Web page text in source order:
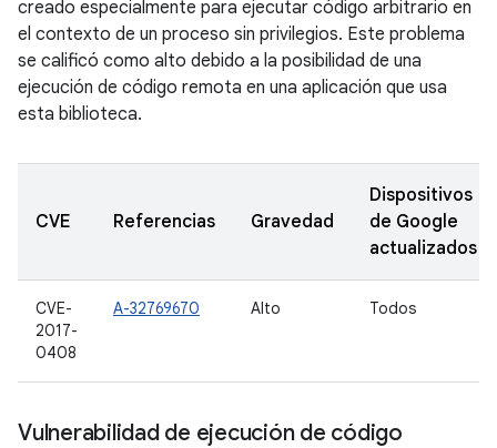
creado especialmente para ejecutar código arbitrario en
el contexto de un proceso sin privilegios. Este problema
se calificó como alto debido a la posibilidad de una
ejecución de código remota en una aplicación que usa
esta biblioteca.
CVE Referencias Gravedad
Dispositivos
de Google
actualizados
CVE-
2017-
0408
A-32769670 Alto Todos
Vulnerabilidad de ejecución de código